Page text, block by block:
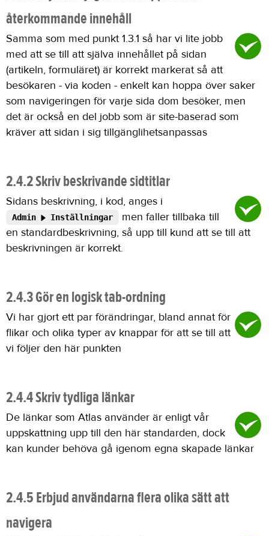
återkommande innehåll
Samma som med punkt 1.3.1 så har vi lite jobb
med att se till att själva innehållet på sidan
(artikeln, formuläret) är korrekt markerat så att
besökaren - via koden - enkelt kan hoppa över saker
som navigeringen för varje sida dom besöker, men
det är också en del jobb som är site-baserad som
kräver att sidan i sig tillgänglihetsanpassas
2.4.2 Skriv beskrivande sidtitlar
Sidans beskrivning, i kod, anges i
Admin Inställningar
men faller tillbaka till
en standardbeskrivning, så upp till kund att se till att
beskrivningen är korrekt.
2.4.3 Gör en logisk tab-ordning
Vi har gjort ett par förändringar, bland annat för
flikar och olika typer av knappar för att se till att
vi följer den här punkten
2.4.4 Skriv tydliga länkar
De länkar som Atlas använder är enligt vår
uppskattning upp till den här standarden, dock
kan kunder behöva gå igenom egna skapade länkar
2.4.5 Erbjud användarna flera olika sätt att
navigera